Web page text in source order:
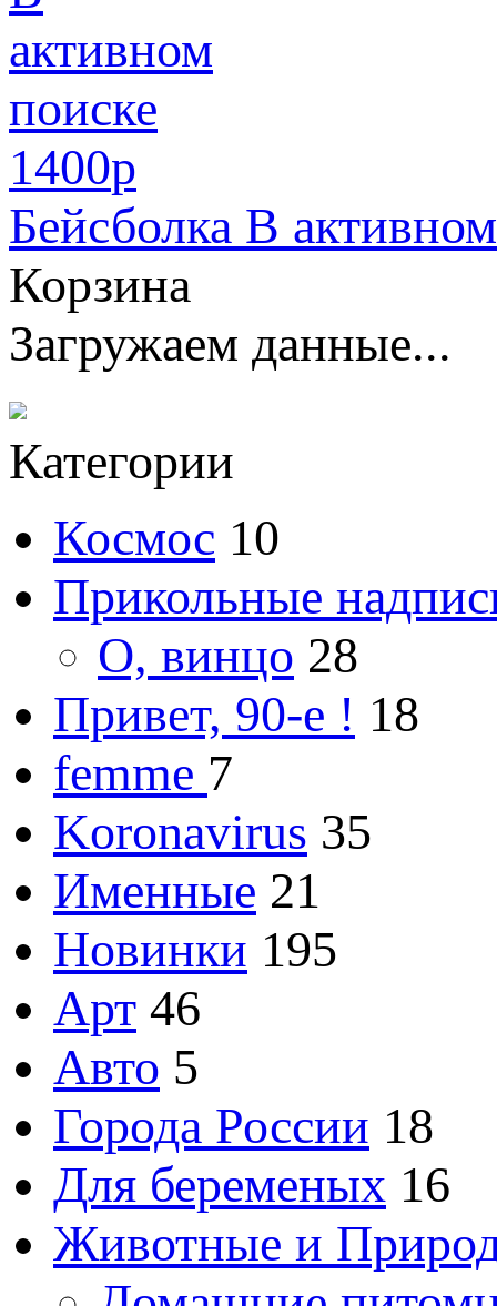
1400p
Бейсболка В
Корзина
Загружаем данные...
Категории
Космос 10
Прикольные
О, винцо 28
Привет, 90-е ! 18
femme 7
Koronavirus 35
Именные 21
Новинки 195
Арт 46
Авто 5
Города России 18
Для беременых 16
Животные и